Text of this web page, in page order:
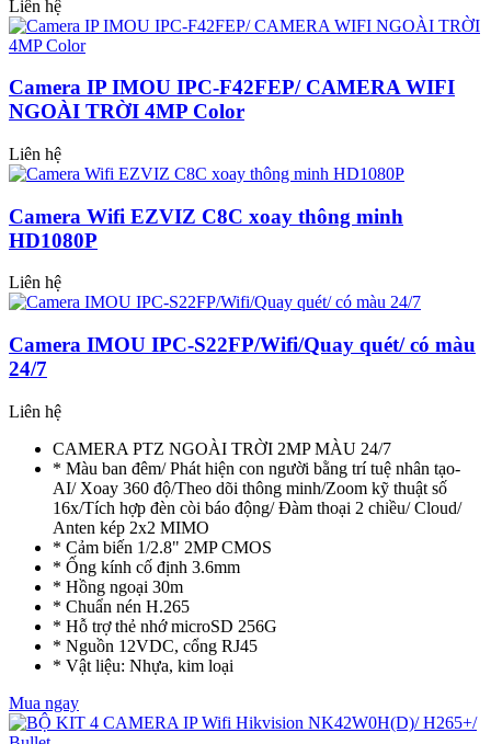
Liên hệ
Camera IP IMOU IPC-F42FEP/ CAMERA WIFI
NGOÀI TRỜI 4MP Color
Liên hệ
Camera Wifi EZVIZ C8C xoay thông minh
HD1080P
Liên hệ
Camera IMOU IPC-S22FP/Wifi/Quay quét/ có màu
24/7
Liên hệ
CAMERA PTZ NGOÀI TRỜI 2MP MÀU 24/7
* Màu ban đêm/ Phát hiện con người bằng trí tuệ nhân tạo-
AI/ Xoay 360 độ/Theo dõi thông minh/Zoom kỹ thuật số
16x/Tích hợp đèn còi báo động/ Đàm thoại 2 chiều/ Cloud/
Anten kép 2x2 MIMO
* Cảm biến 1/2.8" 2MP CMOS
* Ống kính cố định 3.6mm
* Hồng ngoại 30m
* Chuẩn nén H.265
* Hỗ trợ thẻ nhớ microSD 256G
* Nguồn 12VDC, cổng RJ45
* Vật liệu: Nhựa, kim loại
Mua ngay